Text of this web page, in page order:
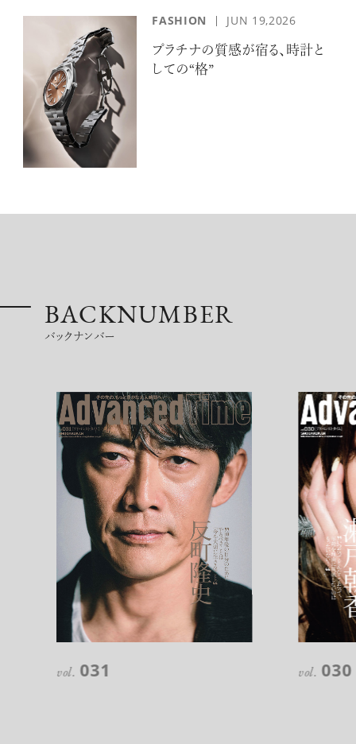
FASHION JUN 19,2026
プラチナの質感が宿る、時計と
しての“格”
BACKNUMBER
バックナンバー
vol. 031 vol. 030